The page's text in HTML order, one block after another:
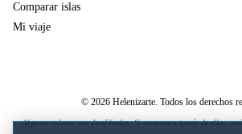
Comparar islas
Mi viaje
© 2026 Helenizarte. Todos los derechos
Algunos enlaces son de afiliados. Si compras a través de ellos,